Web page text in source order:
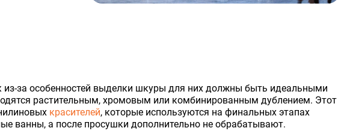
за особенностей выделки шкуры для них должны быть идеальными
растительным, хромовым или комбинированным дублением. Этот
красителей, которые используются на финальных этапах
ванны, а после просушки дополнительно не обрабатывают.